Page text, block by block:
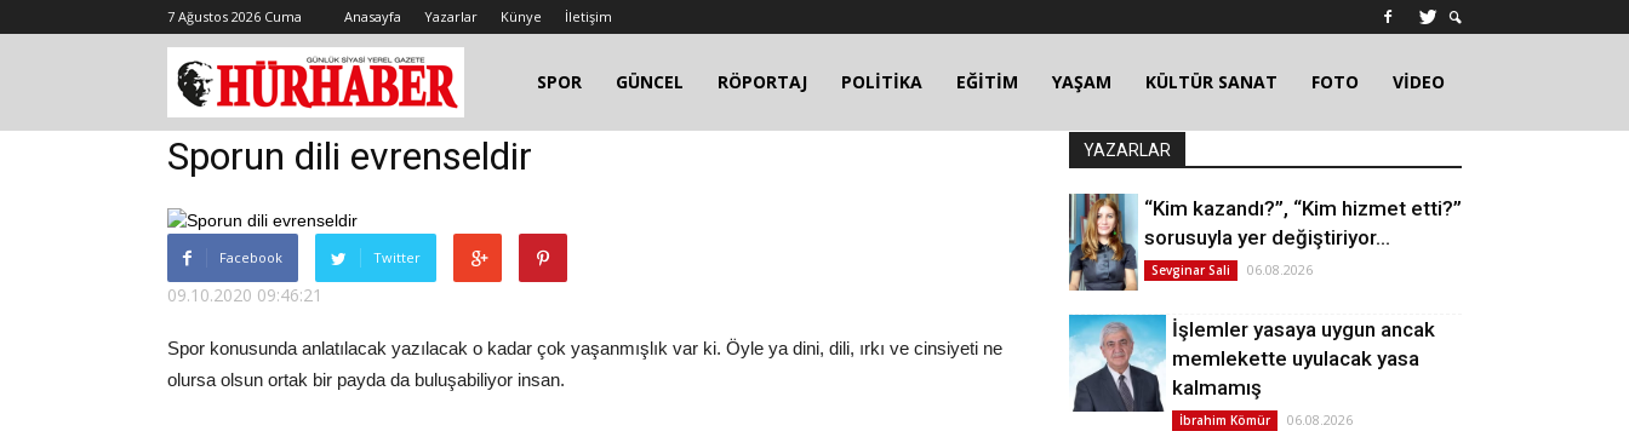
7 Ağustos 2026 Cuma Anasayfa Yazarlar Künye İletişim
SPOR GÜNCEL RÖPORTAJ POLİTİKA EĞİTİM YAŞAM KÜLTÜR SANAT FOTO VİDEO
Sporun dili evrenseldir
Facebook Twitter
09.10.2020 09:46:21
Spor konusunda anlatılacak yazılacak o kadar çok yaşanmışlık var ki. Öyle ya dini, dili, ırkı ve cinsiyeti ne
olursa olsun ortak bir payda da buluşabiliyor insan.
YAZARLAR
“Kim kazandı?”, “Kim hizmet etti?”
sorusuyla yer değiştiriyor…
Sevginar Sali 06.08.2026
İşlemler yasaya uygun ancak
memlekette uyulacak yasa
kalmamış
İbrahim Kömür 06.08.2026